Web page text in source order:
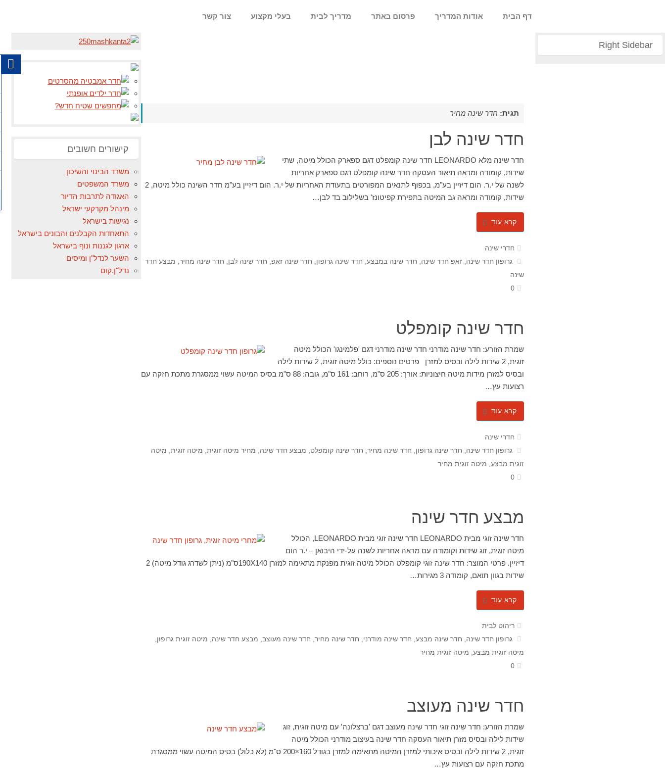
דף הבית אודות המדריך פרסום באתר מדריך לבית בעלי מקצוע צור קשר
תגית: חדר שינה מחיר
חדר שינה לבן
חדר שינה מלא LEONARDO חדר שינה קומפלט דגם ספארק הכולל מיטה, שתי
שידות, קומודה ומראה תיאור העסקה חדר שינה קומפלט דגם ספארק אחריות
לשנה של י.ר. הום דיזיין בע"מ, בכפוף לתנאים המפורטים בתעודת האחריות של י.ר. הום דיזיין בע"מ ​חדר השינה כולל מיטה, 2
שידות, קומודה ומראה גב המיטה בתפירת קפיטונז' בשלילוב בד לבן…
קרא עוד
חדרי שינה
גרופון חדר שינה ,זאפ חדר שינה חדר שינה במבצע חדר שינה גרופון חדר שינה זאפ חדר שינה לבן חדר שינה מחיר מבצע חדר
שינה
0
חדר שינה קומפלט
שמרת הזורע: חדר שינה מודרני חדר שינה מודרני דגם 'פלמינגו' הכולל מיטה
זוגית, 2 שידות לילה ובסיס למזרן פרטים נוספים: כולל מיטה זוגית, 2 שידות לילה
ובסיס למזרן מידות מיטה חיצוניות: אורך: 205 ס"מ, רוחב: 161 ס"מ, גובה: 88 ס"מ בסיס המיטה עשוי ממסגרת מתכת חזקה עם
רצועות עץ…
קרא עוד
חדרי שינה
גרופון חדר שינה
חדר שינה גרופון חדר שינה מחיר חדר שינה קומפלט מבצע חדר שינה מחיר מיטה זוגית מיטה זוגית מיטה
זוגית מבצע מיטה זוגית מחיר
0
מבצע חדר שינה
חדר שינה זוגי מבית LEONARDO חדר שינה זוגי מבית LEONARDO, הכולל
מיטה זוגית, זוג שידות וקומודה עם מראה אחריות לשנה על-ידי היבואן – י.ר הום
דיזיין. פרטי המוצר: חדר שינה זוגי קומפלט הכולל מיטה זוגית מפנקת מתאימה למזרן 190X140ס"מ (ניתן לשדרג גודל מיטה) 2
שידות בגוון תואם, קומודה 3 מגירות…
קרא עוד
ריהוט לבית
גרופון חדר שינה, חדר שינה מבצע, חדר שינה מודרני, חדר שינה מחיר, חדר שינה מעוצב, מבצע חדר שינה, מיטה זוגית גרופון,
מיטה זוגית מבצע, מיטה זוגית מחיר
0
חדר שינה מעוצב
שמרת הזורע: חדר שינה זוגי חדר שינה מעוצב דגם 'ברצלונה' עם מיטה זוגית, זוג
שידות לילה ובסיס מזרן תיאור העסקה חדר שינה בעיצוב מודרני הכולל מיטה
זוגית, 2 שידות לילה ובסיס איכותי למזרן המיטה מתאימה למזרן בגודל 160×200 ס"מ (לא כלול) בסיס המיטה עשוי ממסגרת
מתכת חזקה עם רצועות עץ…
קישורים חשובים
משרד הבינוי והשיכון
משרד המשפטים
האגודה לתרבות הדיור
מינהל מקרקעי ישראל
נגישות בישראל
התאחדות הקבלנים והבונים בישראל
ארגון לגננות ונוף בישראל
השער לנדל"ן ומיסים
נדל"ן.קום
Right Sidebar